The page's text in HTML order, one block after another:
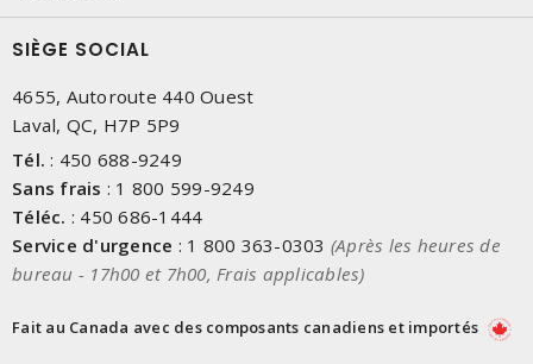
SIÈGE SOCIAL
4655, Autoroute 440 Ouest
Laval, QC, H7P 5P9
Tél. : 450 688-9249
Sans frais : 1 800 599-9249
Téléc. : 450 686-1444
Service d'urgence : 1 800 363-0303 (Après les heures de
bureau - 17h00 et 7h00, Frais applicables)
Fait au Canada avec des composants canadiens et importés